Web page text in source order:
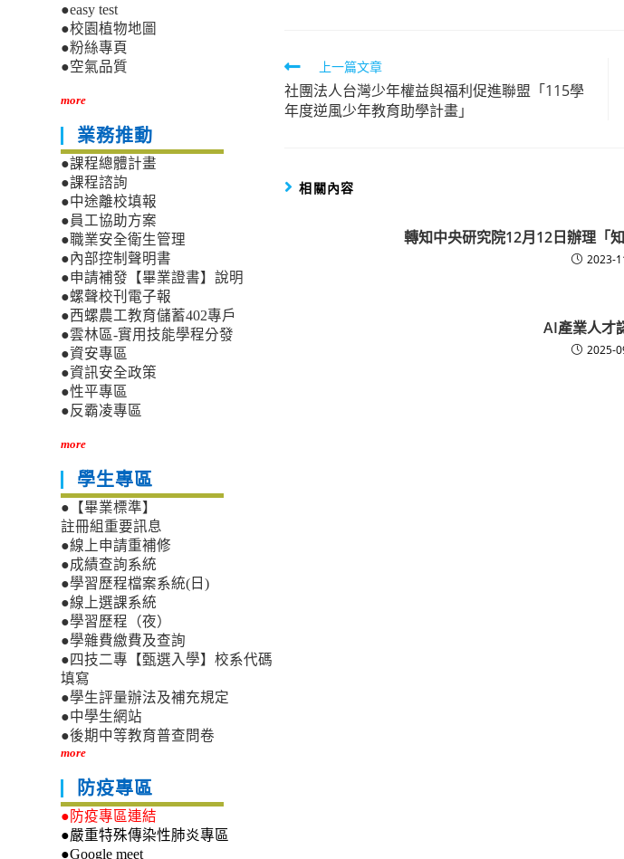
Read
more
articles
上一篇文章
社團法人台灣少年權益與福利促進聯盟「115學
年度逆風少年教育助學計畫」
相關內容
轉知中央研究院12月12日辦理「
2023-
AI產業人才
2025-
●easy test
●校園植物地圖
●粉絲專頁
●空氣品質
more
業務推動
●課程總體計畫
●課程諮詢
●中途離校填報
●員工協助方案
●職業安全衛生管理
●內部控制聲明書
●申請補發【畢業證書】說明
●螺聲校刊電子報
●西螺農工教育儲蓄402專戶
●雲林區-實用技能學程分發
●資安專區
●資訊安全政策
●性平專區
●反霸凌專區
more
學生專區
●【畢業標準】
註冊組重要訊息
●線上申請重補修
●成績查詢系統
●學習歷程檔案系統(日)
●線上選課系統
●學習歷程（夜）
●學雜費繳費及查詢
●四技二專【甄選入學】校系代碼
填寫
●學生評量辦法及補充規定
●中學生網站
●後期中等教育普查問卷
more
防疫專區
●防疫專區連結
●嚴重特殊傳染性肺炎專區
●Google meet